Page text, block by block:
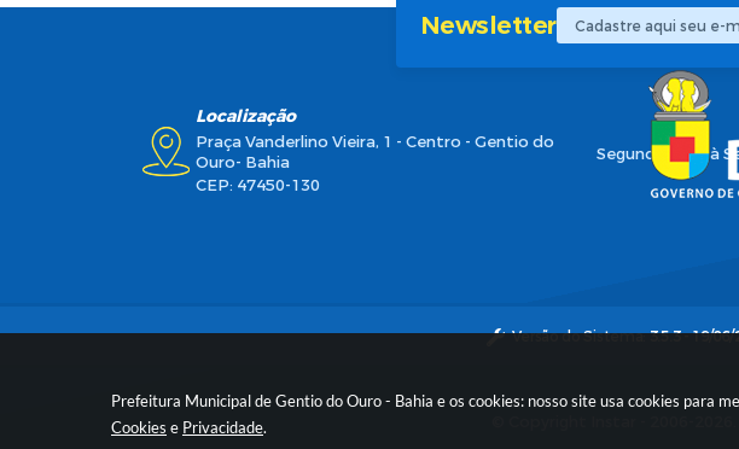
Prefeitura Municipal de Gentio do Ouro - Bahia e os cookies: nosso site usa cookies para
Cookies e Privacidade.
Newsletter
Localização
Praça Vanderlino Vieira, 1 - Centro - Gentio do
Ouro- Bahia
CEP: 47450-130
Segunda-feira à
Versão do Sistema:3.5.3 - 19/06/